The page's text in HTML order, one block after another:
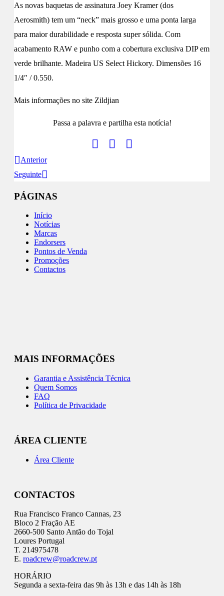
As novas baquetas de assinatura Joey Kramer (dos
Aerosmith) tem um “neck” mais grosso e uma ponta larga
para maior durabilidade e resposta super sólida. Com
acabamento RAW e punho com a cobertura exclusiva DIP em
verde brilhante. Madeira US Select Hickory. Dimensões 16
1/4″ / 0.550.
Mais informações no site Zildjian
Passa a palavra e partilha esta notícia!
Anterior
Seguinte
PÁGINAS
Início
Notícias
Marcas
Endorsers
Pontos de Venda
Promoções
Contactos
MAIS INFORMAÇÕES
Garantia e Assistência Técnica
Quem Somos
FAQ
Política de Privacidade
ÁREA CLIENTE
Área Cliente
CONTACTOS
Rua Francisco Franco Cannas, 23
Bloco 2 Fração AE
2660-500 Santo Antão do Tojal
Loures Portugal
T. 214975478
E. roadcrew@roadcrew.pt
HORÁRIO
Segunda a sexta-feira das 9h às 13h e das 14h às 18h